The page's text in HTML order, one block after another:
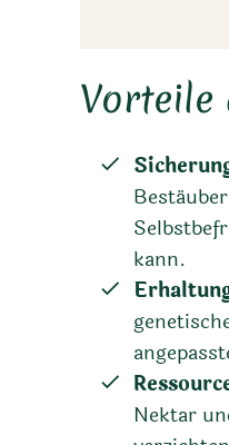
Vorteile
kann.
Nektar